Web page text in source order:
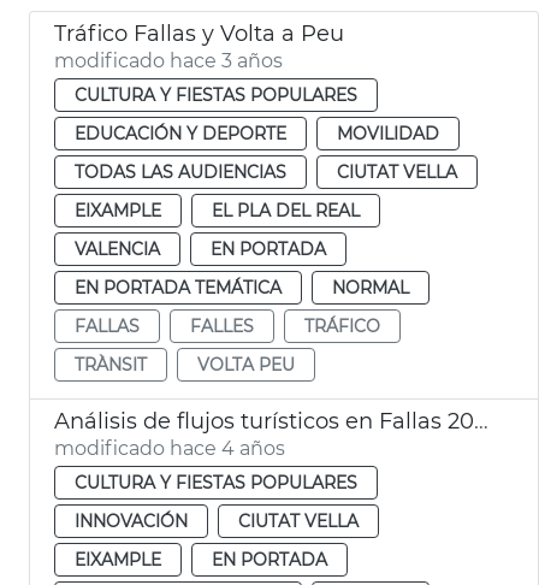
Tráfico Fallas y Volta a Peu
modificado hace 3 años
CULTURA Y FIESTAS POPULARES
EDUCACIÓN Y DEPORTE
MOVILIDAD
TODAS LAS AUDIENCIAS
CIUTAT VELLA
EIXAMPLE
EL PLA DEL REAL
VALENCIA
EN PORTADA
EN PORTADA TEMÁTICA
NORMAL
FALLAS
FALLES
TRÁFICO
TRÀNSIT
VOLTA PEU
Análisis de flujos turísticos en Fallas 2022
modificado hace 4 años
CULTURA Y FIESTAS POPULARES
INNOVACIÓN
CIUTAT VELLA
EIXAMPLE
EN PORTADA